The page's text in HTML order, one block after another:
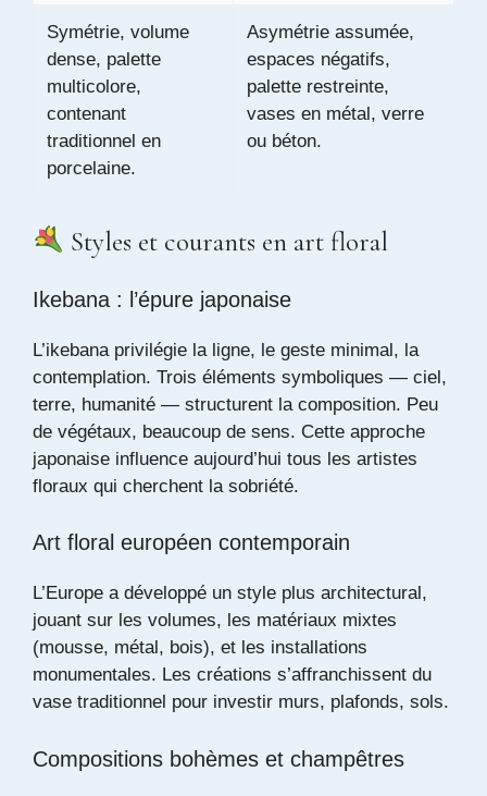
Symétrie, volume
dense, palette
multicolore,
contenant
traditionnel en
porcelaine.
Asymétrie assumée,
espaces négatifs,
palette restreinte,
vases en métal, verre
ou béton.
Styles et courants en art floral
Ikebana : l’épure japonaise
L’ikebana privilégie la ligne, le geste minimal, la
contemplation. Trois éléments symboliques — ciel,
terre, humanité — structurent la composition. Peu
de végétaux, beaucoup de sens. Cette approche
japonaise influence aujourd’hui tous les artistes
floraux qui cherchent la sobriété.
Art floral européen contemporain
L’Europe a développé un style plus architectural,
jouant sur les volumes, les matériaux mixtes
(mousse, métal, bois), et les installations
monumentales. Les créations s’affranchissent du
vase traditionnel pour investir murs, plafonds, sols.
Compositions bohèmes et champêtres